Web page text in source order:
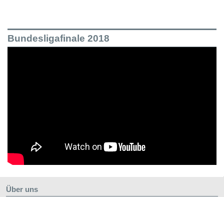
Bundesligafinale 2018
Über uns